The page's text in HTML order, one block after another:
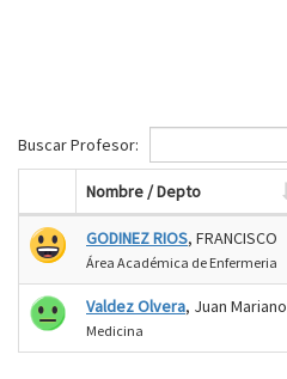
Buscar Profesor:
Nombre / Depto
GODINEZ RIOS, FRANCISCO
Área Académica de Enfermeria
Valdez Olvera, Juan Mariano
Medicina